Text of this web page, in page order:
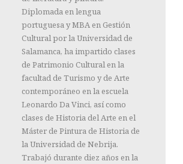
Diplomada en lengua
portuguesa y MBA en Gestión
Cultural por la Universidad de
Salamanca, ha impartido clases
de Patrimonio Cultural en la
facultad de Turismo y de Arte
contemporáneo en la escuela
Leonardo Da Vinci, así como
clases de Historia del Arte en el
Máster de Pintura de Historia de
la Universidad de Nebrija.
Trabajó durante diez años en la